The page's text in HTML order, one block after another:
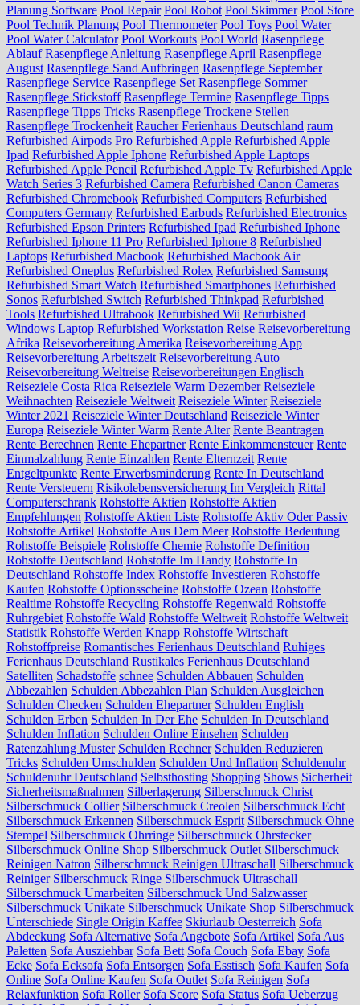
Planung Software Pool Repair Pool Robot Pool Skimmer Pool Store
Pool Technik Planung Pool Thermometer Pool Toys Pool Water
Pool Water Calculator Pool Workouts Pool World Rasenpflege
Ablauf Rasenpflege Anleitung Rasenpflege April Rasenpflege
August Rasenpflege Sand Aufbringen Rasenpflege September
Rasenpflege Service Rasenpflege Set Rasenpflege Sommer
Rasenpflege Stickstoff Rasenpflege Termine Rasenpflege Tipps
Rasenpflege Tipps Tricks Rasenpflege Trockene Stellen
Rasenpflege Trockenheit Raucher Ferienhaus Deutschland raum
Refurbished Airpods Pro Refurbished Apple Refurbished Apple
Ipad Refurbished Apple Iphone Refurbished Apple Laptops
Refurbished Apple Pencil Refurbished Apple Tv Refurbished Apple
Watch Series 3 Refurbished Camera Refurbished Canon Cameras
Refurbished Chromebook Refurbished Computers Refurbished
Computers Germany Refurbished Earbuds Refurbished Electronics
Refurbished Epson Printers Refurbished Ipad Refurbished Iphone
Refurbished Iphone 11 Pro Refurbished Iphone 8 Refurbished
Laptops Refurbished Macbook Refurbished Macbook Air
Refurbished Oneplus Refurbished Rolex Refurbished Samsung
Refurbished Smart Watch Refurbished Smartphones Refurbished
Sonos Refurbished Switch Refurbished Thinkpad Refurbished
Tools Refurbished Ultrabook Refurbished Wii Refurbished
Windows Laptop Refurbished Workstation Reise Reisevorbereitung
Afrika Reisevorbereitung Amerika Reisevorbereitung App
Reisevorbereitung Arbeitszeit Reisevorbereitung Auto
Reisevorbereitung Weltreise Reisevorbereitungen Englisch
Reiseziele Costa Rica Reiseziele Warm Dezember Reiseziele
Weihnachten Reiseziele Weltweit Reiseziele Winter Reiseziele
Winter 2021 Reiseziele Winter Deutschland Reiseziele Winter
Europa Reiseziele Winter Warm Rente Alter Rente Beantragen
Rente Berechnen Rente Ehepartner Rente Einkommensteuer Rente
Einmalzahlung Rente Einzahlen Rente Elternzeit Rente
Entgeltpunkte Rente Erwerbsminderung Rente In Deutschland
Rente Versteuern Risikolebensversicherung Im Vergleich Rittal
Computerschrank Rohstoffe Aktien Rohstoffe Aktien
Empfehlungen Rohstoffe Aktien Liste Rohstoffe Aktiv Oder Passiv
Rohstoffe Artikel Rohstoffe Aus Dem Meer Rohstoffe Bedeutung
Rohstoffe Beispiele Rohstoffe Chemie Rohstoffe Definition
Rohstoffe Deutschland Rohstoffe Im Handy Rohstoffe In
Deutschland Rohstoffe Index Rohstoffe Investieren Rohstoffe
Kaufen Rohstoffe Optionsscheine Rohstoffe Ozean Rohstoffe
Realtime Rohstoffe Recycling Rohstoffe Regenwald Rohstoffe
Ruhrgebiet Rohstoffe Wald Rohstoffe Weltweit Rohstoffe Weltweit
Statistik Rohstoffe Werden Knapp Rohstoffe Wirtschaft
Rohstoffpreise Romantisches Ferienhaus Deutschland Ruhiges
Ferienhaus Deutschland Rustikales Ferienhaus Deutschland
Satelliten Schadstoffe schnee Schulden Abbauen Schulden
Abbezahlen Schulden Abbezahlen Plan Schulden Ausgleichen
Schulden Checken Schulden Ehepartner Schulden English
Schulden Erben Schulden In Der Ehe Schulden In Deutschland
Schulden Inflation Schulden Online Einsehen Schulden
Ratenzahlung Muster Schulden Rechner Schulden Reduzieren
Tricks Schulden Umschulden Schulden Und Inflation Schuldenuhr
Schuldenuhr Deutschland Selbsthosting Shopping Shows Sicherheit
Sicherheitsmaßnahmen Silberlagerung Silberschmuck Christ
Silberschmuck Collier Silberschmuck Creolen Silberschmuck Echt
Silberschmuck Erkennen Silberschmuck Esprit Silberschmuck Ohne
Stempel Silberschmuck Ohrringe Silberschmuck Ohrstecker
Silberschmuck Online Shop Silberschmuck Outlet Silberschmuck
Reinigen Natron Silberschmuck Reinigen Ultraschall Silberschmuck
Reiniger Silberschmuck Ringe Silberschmuck Ultraschall
Silberschmuck Umarbeiten Silberschmuck Und Salzwasser
Silberschmuck Unikate Silberschmuck Unikate Shop Silberschmuck
Unterschiede Single Origin Kaffee Skiurlaub Oesterreich Sofa
Abdeckung Sofa Alternative Sofa Angebote Sofa Artikel Sofa Aus
Paletten Sofa Ausziehbar Sofa Bett Sofa Couch Sofa Ebay Sofa
Ecke Sofa Ecksofa Sofa Entsorgen Sofa Esstisch Sofa Kaufen Sofa
Online Sofa Online Kaufen Sofa Outlet Sofa Reinigen Sofa
Relaxfunktion Sofa Roller Sofa Score Sofa Status Sofa Ueberzug